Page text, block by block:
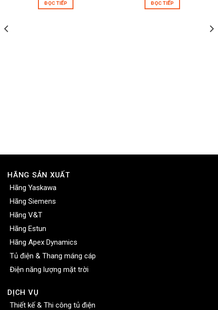
ĐỌC TIẾP ĐỌC TIẾP
HÃNG SẢN XUẤT
Hãng Yaskawa
Hãng Siemens
Hãng V&T
Hãng Estun
Hãng Apex Dynamics
Tủ điện & Thang máng cáp
Điện năng lượng mặt trời
DỊCH VỤ
Thiết kế & Thi công tủ điện